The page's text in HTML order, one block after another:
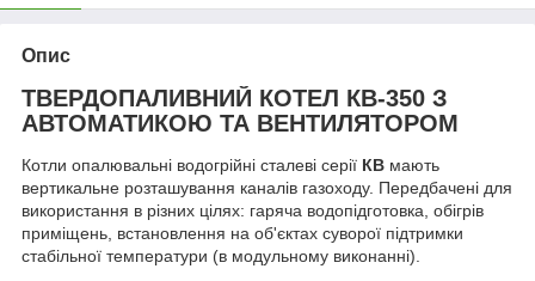
Опис
ТВЕРДОПАЛИВНИЙ КОТЕЛ КВ-350 З
АВТОМАТИКОЮ ТА ВЕНТИЛЯТОРОМ
Котли опалювальні водогрійні сталеві серії КВ мають
вертикальне розташування каналів газоходу. Передбачені для
використання в різних цілях: гаряча водопідготовка, обігрів
приміщень, встановлення на об'єктах суворої підтримки
стабільної температури (в модульному виконанні).